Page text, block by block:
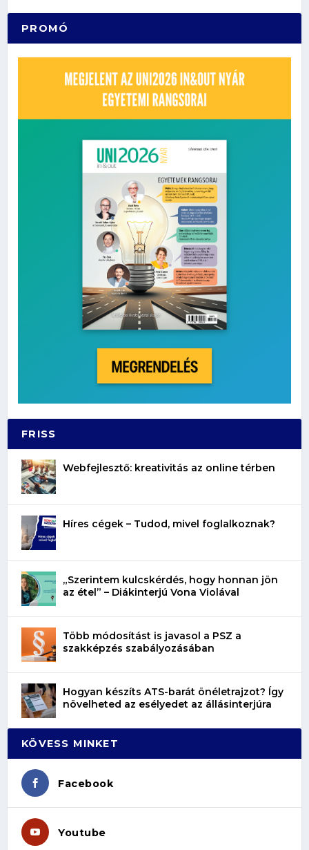
PROMÓ
FRISS
Webfejlesztő: kreativitás az online térben
Híres cégek – Tudod, mivel foglalkoznak?
„Szerintem kulcskérdés, hogy honnan jön
az étel” – Diákinterjú Vona Violával
Több módosítást is javasol a PSZ a
szakképzés szabályozásában
Hogyan készíts ATS-barát önéletrajzot? Így
növelheted az esélyedet az állásinterjúra
KÖVESS MINKET
Facebook
Youtube